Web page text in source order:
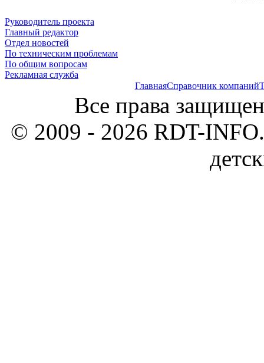
Руководитель проекта
Главный редактор
Отдел новостей
По техническим проблемам
По общим вопросам
Рекламная служба
ГлавнаяСправочник компаний
Все права
© 2009 - 2026 RDT-